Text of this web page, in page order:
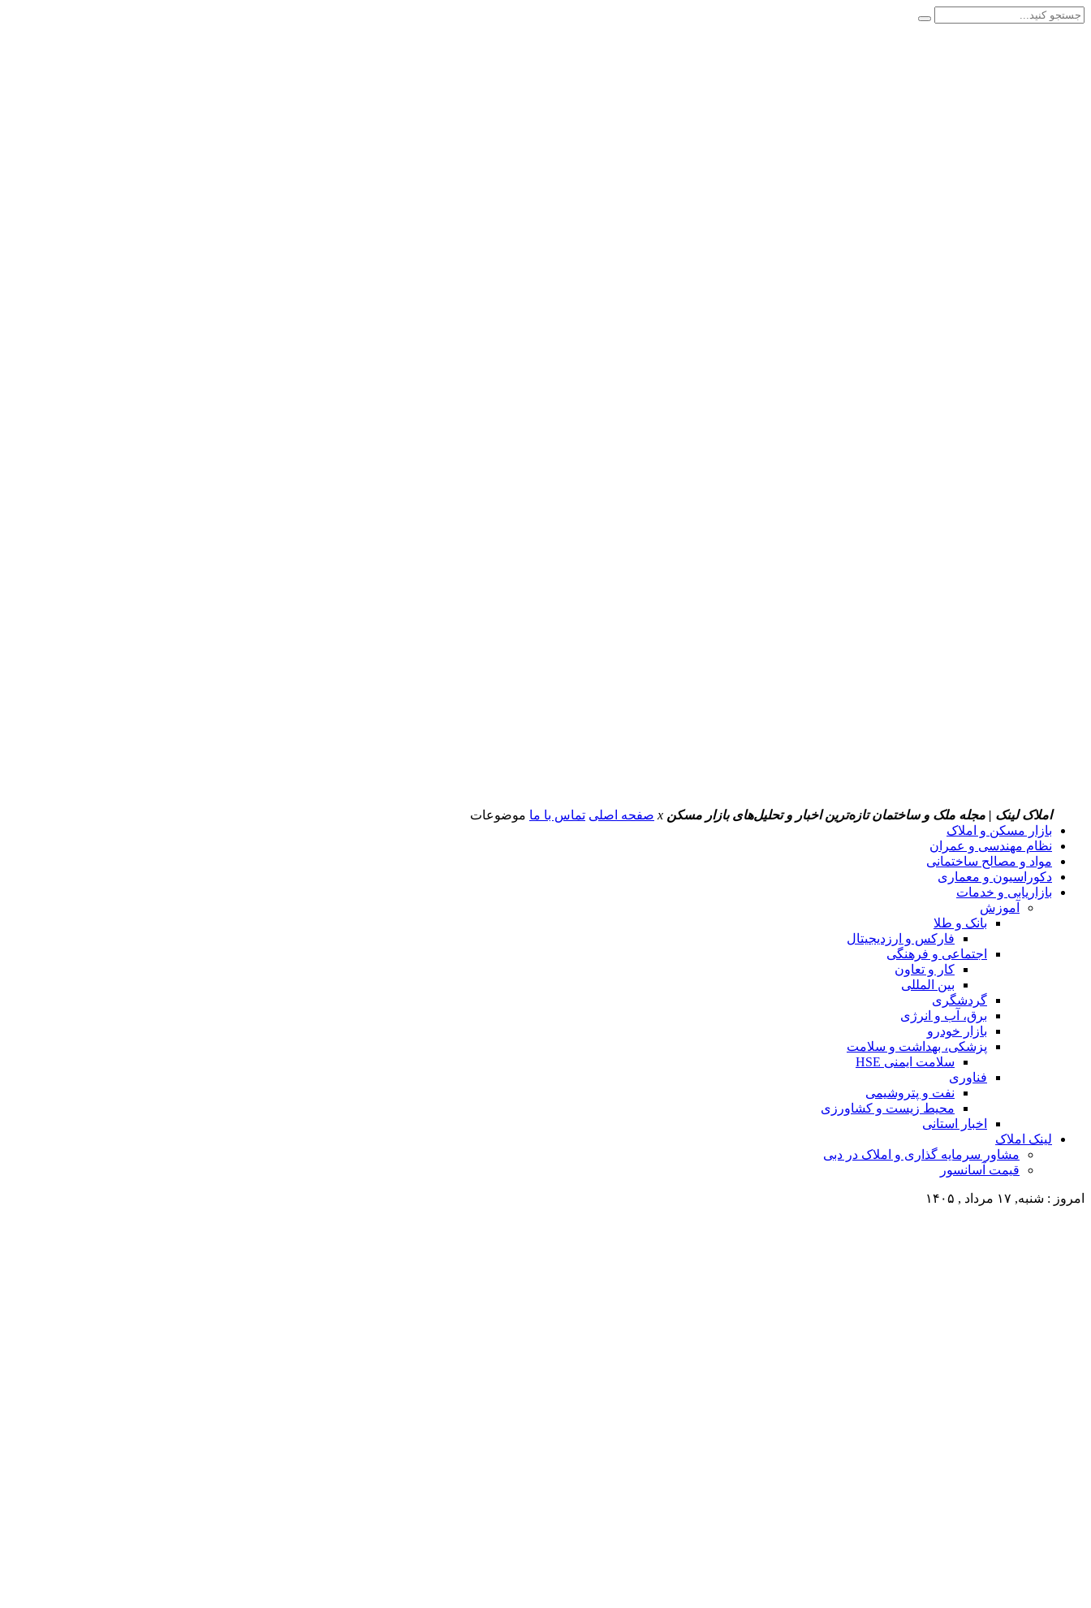
املاک لینک | مجله ملک و ساختمان تازه‌ترین اخبار و تحلیل‌های بازار مسکن x صفحه اصلی تماس با ما موضوعات
بازار مسکن و املاک
نظام مهندسی و عمران
مواد و مصالح ساختمانی
دکوراسیون و معماری
بازاریابی و خدمات
آموزش
بانک و طلا
فارکس و ارزدیجیتال
اجتماعی و فرهنگی
کار و تعاون
بین المللی
گردشگری
برق، آب و انرژی
بازار خودرو
پزشکی، بهداشت و سلامت
سلامت ایمنی HSE
فناوری
نفت و پتروشیمی
محیط زیست و کشاورزی
اخبار استانی
لینک املاک
مشاور سرمایه گذاری و املاک در دبی
قیمت آسانسور
امروز : شنبه, ۱۷ مرداد , ۱۴۰۵